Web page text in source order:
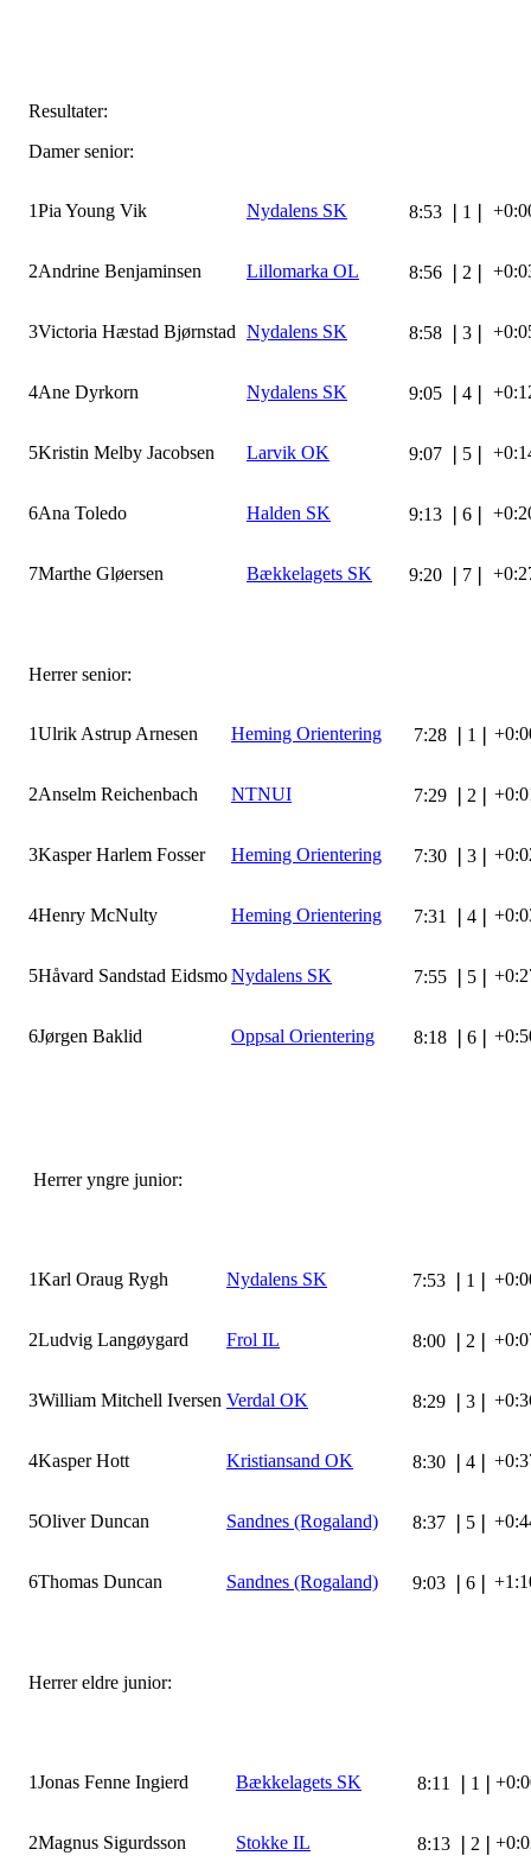
Resultater:
Damer senior:
1Pia Young Vik Nydalens SK 8:53 1
2Andrine Benjaminsen Lillomarka OL 8:56 2
3Victoria Hæstad Bjørnstad Nydalens SK 8:58 3
4Ane Dyrkorn Nydalens SK 9:05 4
5Kristin Melby Jacobsen Larvik OK 9:07 5
6Ana Toledo Halden SK 9:13 6
7Marthe Gløersen Bækkelagets SK 9:20 7
Herrer senior:
1Ulrik Astrup Arnesen Heming Orientering 7:28 1
2Anselm Reichenbach NTNUI 7:29 2
3Kasper Harlem Fosser Heming Orientering 7:30 3
4Henry McNulty Heming Orientering 7:31 4
5Håvard Sandstad EidsmoNydalens SK 7:55 5
6Jørgen Baklid Oppsal Orientering 8:18 6
Herrer yngre junior:
1Karl Oraug Rygh Nydalens SK 7:53 1
2Ludvig Langøygard Frol IL 8:00 2
3William Mitchell Iversen Verdal OK 8:29 3
4Kasper Hott Kristiansand OK 8:30 4
5Oliver Duncan Sandnes (Rogaland) 8:37 5
6Thomas Duncan Sandnes (Rogaland) 9:03 6
Herrer eldre junior:
1Jonas Fenne Ingierd Bækkelagets SK 8:11 1
2Magnus Sigurdsson Stokke IL 8:13 2